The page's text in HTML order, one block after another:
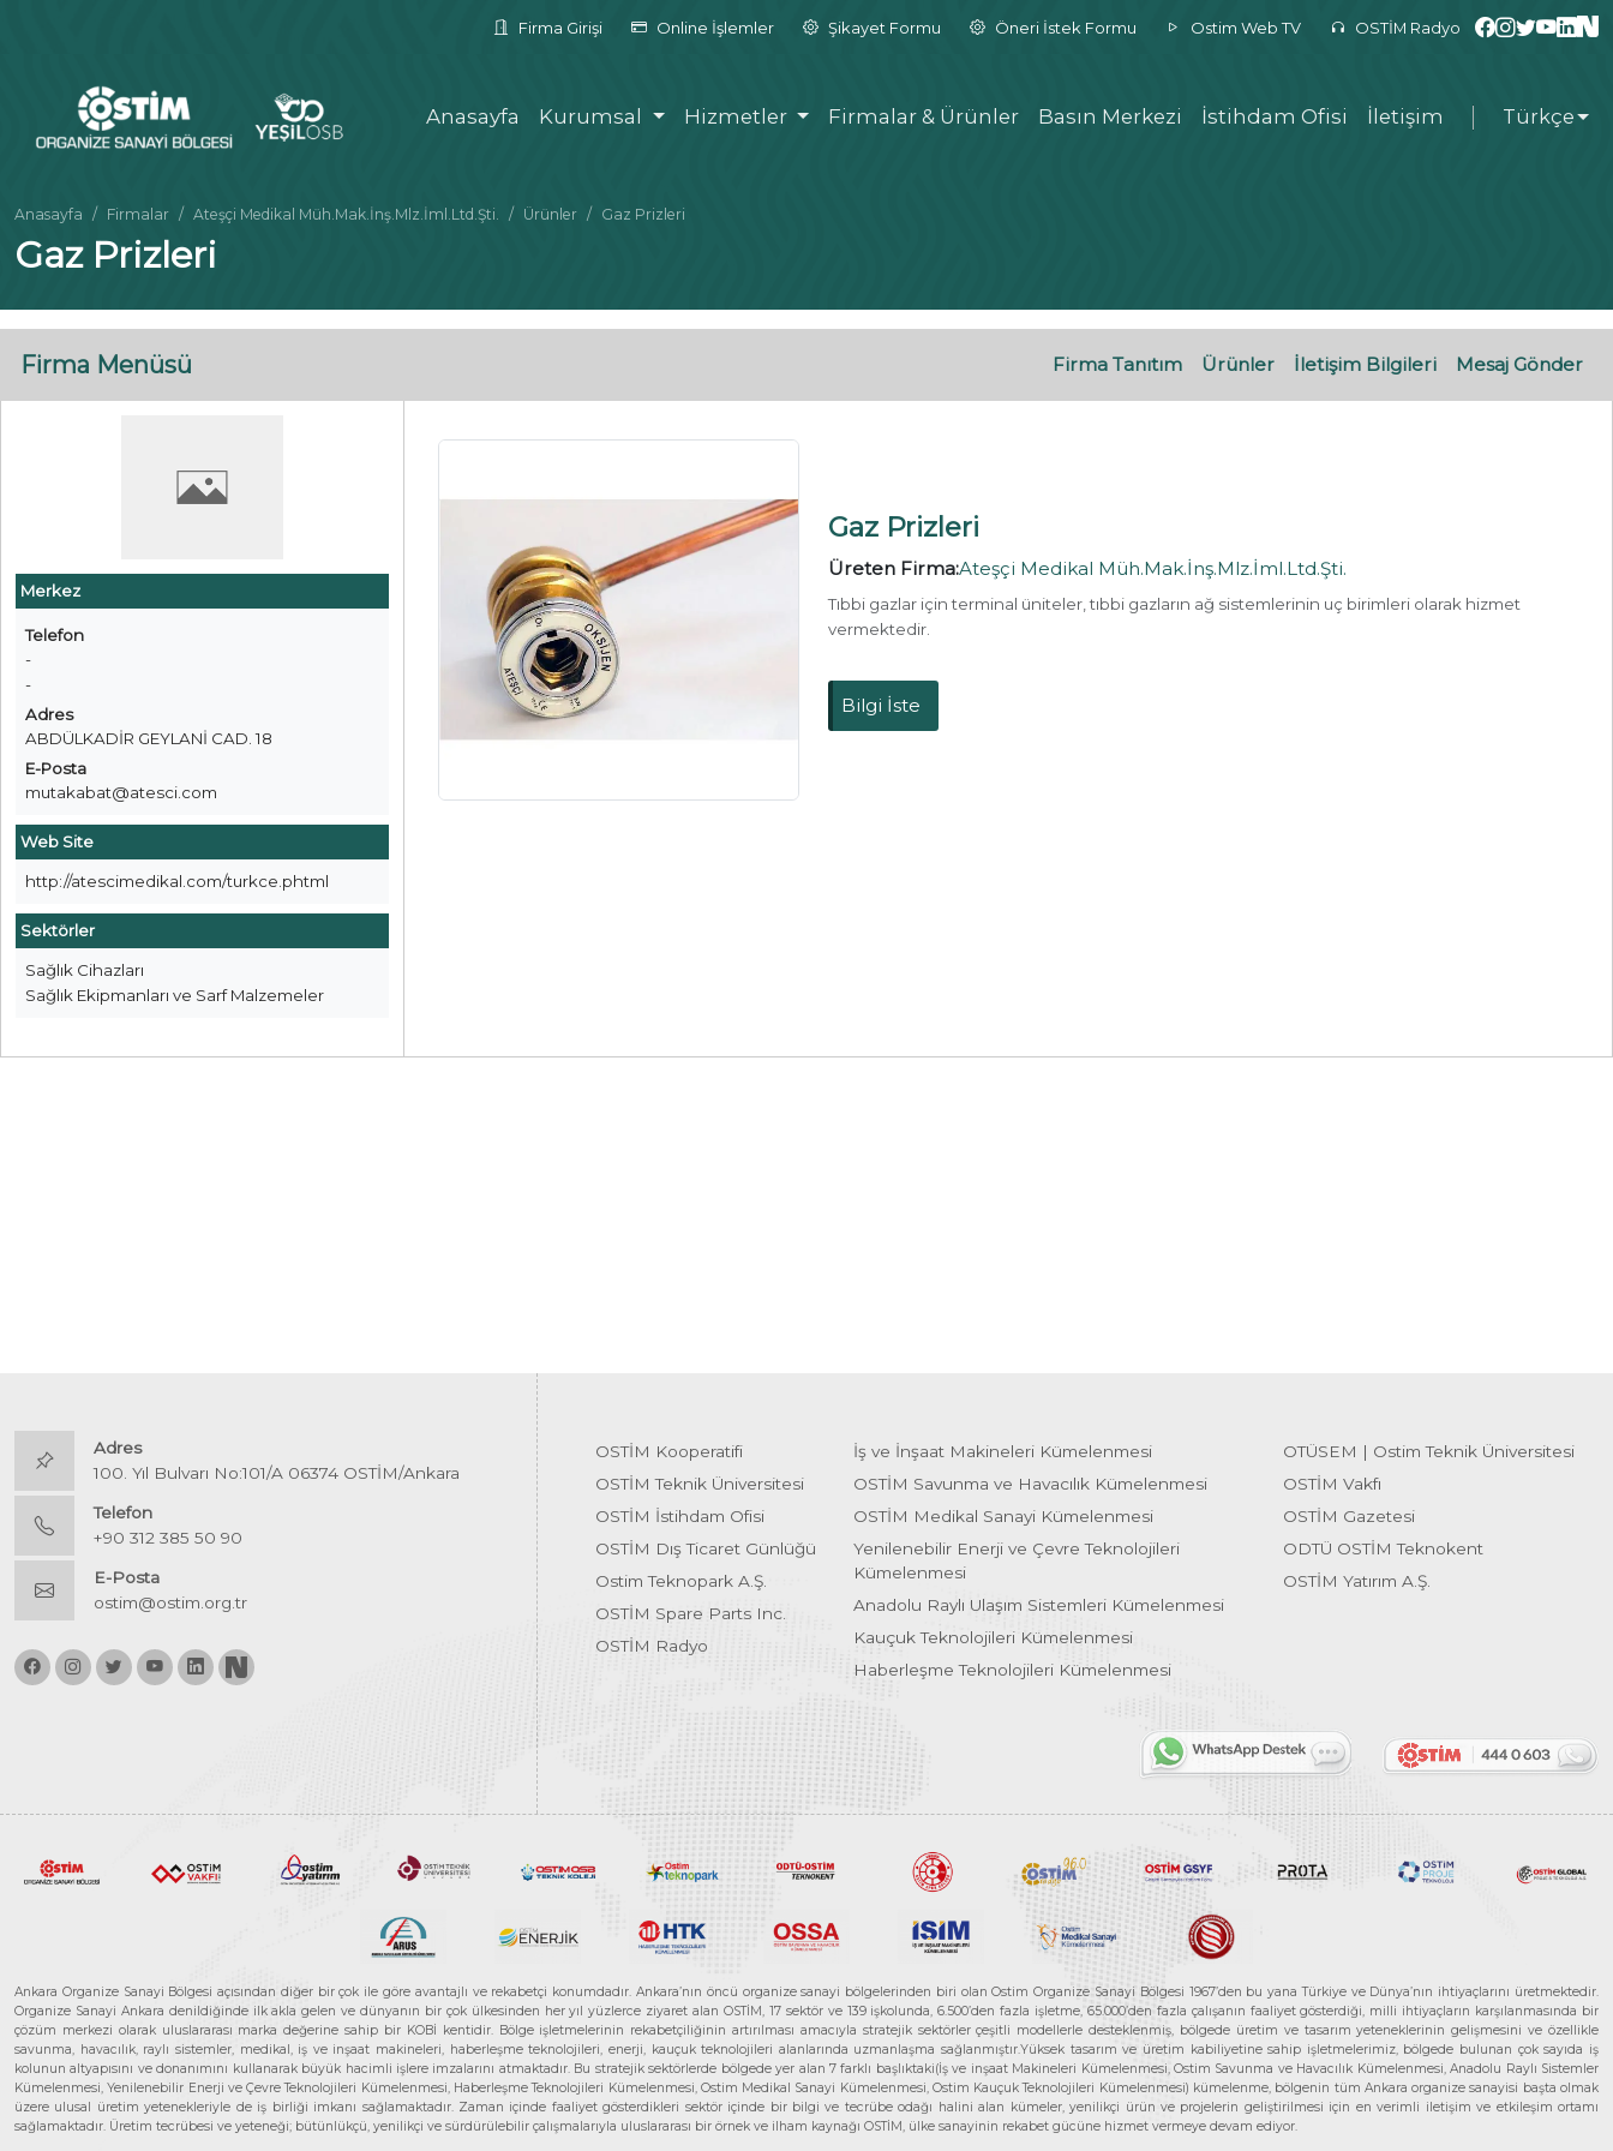
Firma Girişi Online İşlemler Şikayet Formu Öneri İstek Formu Ostim Web TV OSTİM Radyo
Anasayfa Kurumsal Hizmetler Firmalar & Ürünler Basın Merkezi İstihdam Ofisi İletişim Türkçe
Anasayfa Firmalar Ateşçi Medikal Müh.Mak.İnş.Mlz.İml.Ltd.Şti. Ürünler Gaz Prizleri
Gaz Prizleri
Firma Menüsü Firma Tanıtım Ürünler İletişim Bilgileri Mesaj Gönder
Merkez
Telefon
-
-
Adres
ABDÜLKADİR GEYLANİ CAD. 18
E-Posta
mutakabat@atesci.com
Web Site
http://atescimedikal.com/turkce.phtml
Sektörler
Sağlık Cihazları
Sağlık Ekipmanları ve Sarf Malzemeler
Gaz Prizleri
Üreten Firma:Ateşçi Medikal Müh.Mak.İnş.Mlz.İml.Ltd.Şti.
Tıbbi gazlar için terminal üniteler, tıbbi gazların ağ sistemlerinin uç birimleri olarak hizmet
vermektedir.
Bilgi İste
Adres
100. Yıl Bulvarı No:101/A 06374 OSTİM/Ankara
Telefon
+90 312 385 50 90
E-Posta
ostim@ostim.org.tr
OSTİM Kooperatifi
OSTİM Teknik Üniversitesi
OSTİM İstihdam Ofisi
OSTİM Dış Ticaret Günlüğü
Ostim Teknopark A.Ş.
OSTİM Spare Parts Inc.
OSTİM Radyo
İş ve İnşaat Makineleri Kümelenmesi
OSTİM Savunma ve Havacılık Kümelenmesi
OSTİM Medikal Sanayi Kümelenmesi
Yenilenebilir Enerji ve Çevre Teknolojileri
Kümelenmesi
Anadolu Raylı Ulaşım Sistemleri Kümelenmesi
Kauçuk Teknolojileri Kümelenmesi
Haberleşme Teknolojileri Kümelenmesi
OTÜSEM | Ostim Teknik Üniversitesi
OSTİM Vakfı
OSTİM Gazetesi
ODTÜ OSTİM Teknokent
OSTİM Yatırım A.Ş.
Ankara Organize Sanayi Bölgesi açısından diğer bir çok ile göre avantajlı ve rekabetçi konumdadır. Ankara’nın öncü organize sanayi bölgelerinden biri olan Ostim Organize Sanayi Bölgesi 1967’den bu yana Türkiye ve Dünya’nın ihtiyaçlarını üretmektedir.
Organize Sanayi Ankara denildiğinde ilk akla gelen ve dünyanın bir çok ülkesinden her yıl yüzlerce ziyaret alan OSTİM, 17 sektör ve 139 işkolunda, 6.500’den fazla işletme, 65.000’den fazla çalışanın faaliyet gösterdiği, milli ihtiyaçların karşılanmasında bir
çözüm merkezi olarak uluslararası marka değerine sahip bir KOBİ kentidir. Bölge işletmelerinin rekabetçiliğinin artırılması amacıyla stratejik sektörler çeşitli modellerle desteklenmiş, bölgede üretim ve tasarım yeteneklerinin gelişmesini ve özellikle
savunma, havacılık, raylı sistemler, medikal, iş ve inşaat makineleri, haberleşme teknolojileri, enerji, kauçuk teknolojileri alanlarında uzmanlaşma sağlanmıştır.Yüksek tasarım ve üretim kabiliyetine sahip işletmelerimiz, bölgede bulunan çok sayıda iş
kolunun altyapısını ve donanımını kullanarak büyük hacimli işlere imzalarını atmaktadır. Bu stratejik sektörlerde bölgede yer alan 7 farklı başlıktaki(İş ve inşaat Makineleri Kümelenmesi, Ostim Savunma ve Havacılık Kümelenmesi, Anadolu Raylı Sistemler
Kümelenmesi, Yenilenebilir Enerji ve Çevre Teknolojileri Kümelenmesi, Haberleşme Teknolojileri Kümelenmesi, Ostim Medikal Sanayi Kümelenmesi, Ostim Kauçuk Teknolojileri Kümelenmesi) kümelenme, bölgenin tüm Ankara organize sanayisi başta olmak
üzere ulusal üretim yetenekleriyle de iş birliği imkanı sağlamaktadır. Zaman içinde faaliyet gösterdikleri sektör içinde bir bilgi ve tecrübe odağı halini alan kümeler, yenilikçi ürün ve projelerin geliştirilmesi için en verimli iletişim ve etkileşim ortamı
sağlamaktadır. Üretim tecrübesi ve yeteneği; bütünlükçü, yenilikçi ve sürdürülebilir çalışmalarıyla uluslararası bir örnek ve ilham kaynağı OSTİM, ülke sanayinin rekabet gücüne hizmet vermeye devam ediyor.